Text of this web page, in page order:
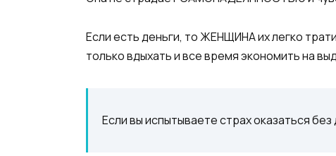
Если есть деньги, то ЖЕНЩИНА их легко
только вдыхать и все время экономить на
Если вы испытываете страх оказаться